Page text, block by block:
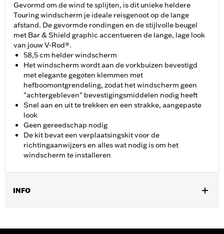
Gevormd om de wind te splijten, is dit unieke heldere
Touring windscherm je ideale reisgenoot op de lange
afstand. De gevormde rondingen en de stijlvolle beugel
met Bar & Shield graphic accentueren de lange, lage look
van jouw V-Rod®.
58,5 cm helder windscherm
Het windscherm wordt aan de vorkbuizen bevestigd
met elegante gegoten klemmen met
hefboomontgrendeling, zodat het windscherm geen
"achtergebleven" bevestigingsmiddelen nodig heeft
Snel aan en uit te trekken en een strakke, aangepaste
look
Geen gereedschap nodig
De kit bevat een verplaatsingskit voor de
richtingaanwijzers en alles wat nodig is om het
windscherm te installeren
INFO